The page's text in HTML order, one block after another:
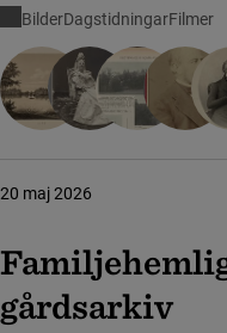
blev ved för att värma
BilderDagstidningarFilmer
gårdsarkiv
20 maj 2026